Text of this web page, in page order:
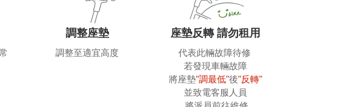
調整座墊
調整至適宜高度
座墊反轉 請勿租用
代表此輛故障待修
若發現車輛故障
將座墊"調最低"後"反轉"
並致電客服人員